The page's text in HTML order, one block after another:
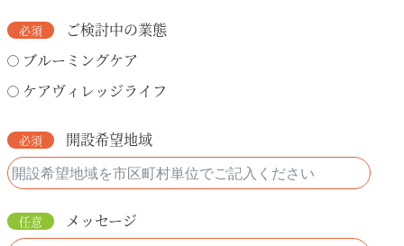
ご検討中の業態
ブルーミングケア
ケアヴィレッジライフ
開設希望地域
メッセージ